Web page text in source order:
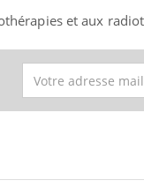
et aux